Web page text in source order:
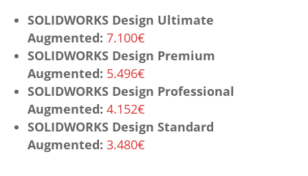
SOLIDWORKS Design Ultimate
Augmented:7.100€
SOLIDWORKS Design Premium
Augmented: 5.496€
SOLIDWORKS Design Professional
Augmented: 4.152€
SOLIDWORKS Design Standard
Augmented: 3.480€